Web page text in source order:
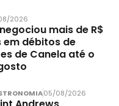
2026
mais de R$
em débitos de
de Canela até o
05/08/2026